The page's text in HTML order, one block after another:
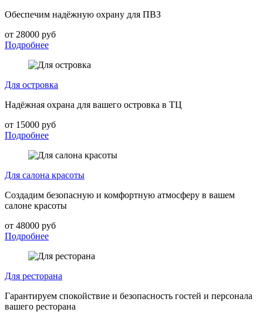
Обеспечим надёжную охрану для ПВЗ
от 28000 руб
Подробнее
Для островка
Надёжная охрана для вашего островка в ТЦ
от 15000 руб
Подробнее
Для салона красоты
Создадим безопасную и комфортную атмосферу в вашем
салоне красоты
от 48000 руб
Подробнее
Для ресторана
Гарантируем спокойствие и безопасность гостей и персонала
вашего ресторана